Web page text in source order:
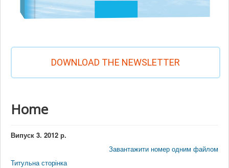
DOWNLOAD THE NEWSLETTER
Home
Випуск 3. 2012 р.
Завантажити номер одним файлом
Титульна сторінка